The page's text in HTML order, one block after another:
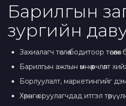
Барилгын
зургийн
Захиалагч төслөө бодитоор
Барилгын ажлын өмнө өөрчлөлт
Борлуулалт, маркетингийг
Хөрөнгө оруулагчдад итгэл